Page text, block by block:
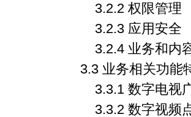
3.2.2 权限管理
3.2.3 应用安全
3.2.4 业务和内
3.3 业务相关功能
3.3.1 数字电视
3.3.2 数字视频